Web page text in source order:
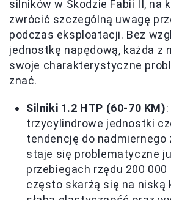
silników w Skodzie Fabii II, na
zwrócić szczególną uwagę
podczas eksploatacji. Bez
jednostkę napędową, każda z
swoje charakterystyczne
znać.
Silniki 1.2 HTP (60-70 KM)
trzycylindrowe jednostki
tendencję do nadmiernego
staje się problematyczne
przebiegach rzędu 200
często skarżą się na niską